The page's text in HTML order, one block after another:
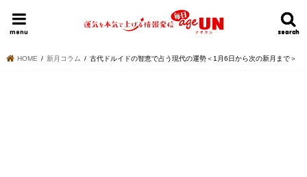
search
search
menu
HOME 明日の運勢ランキング 今週の運勢
HOME 新月コラム 古代ドルイドの智恵で占う現代の運勢＜1月6日から次の新月まで＞